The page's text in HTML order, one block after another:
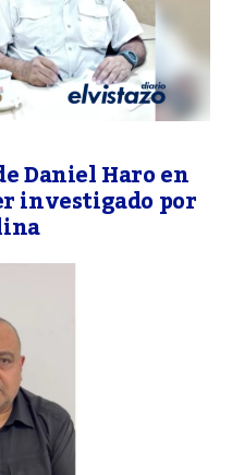
Daniel Haro en
investigado por